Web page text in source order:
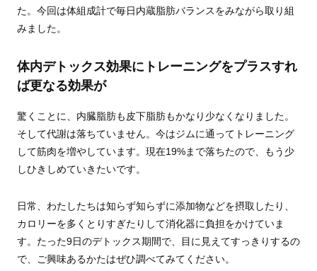
た。今回は体組成計で毎日内蔵脂肪バランスをみながら取り組
みました。
体内デトックス効果にトレーニングをプラスすれ
ば更なる効果が
驚くことに、内臓脂肪も皮下脂肪もかなり少なくなりました。
そして代謝は落ちていません。今はジムに通ってトレーニング
して筋肉を増やしています。現在19%まで落ちたので、もう少
しひきしめていきたいです。
日常、わたしたちは知らず知らずに添加物などを摂取したり、
カロリーを多くとりすぎたりして消化器に負担をかけていま
す。たった9日のデトックス期間で、目に見えてすっきりするの
で、ご興味あるかたはぜひ調べてみてください。